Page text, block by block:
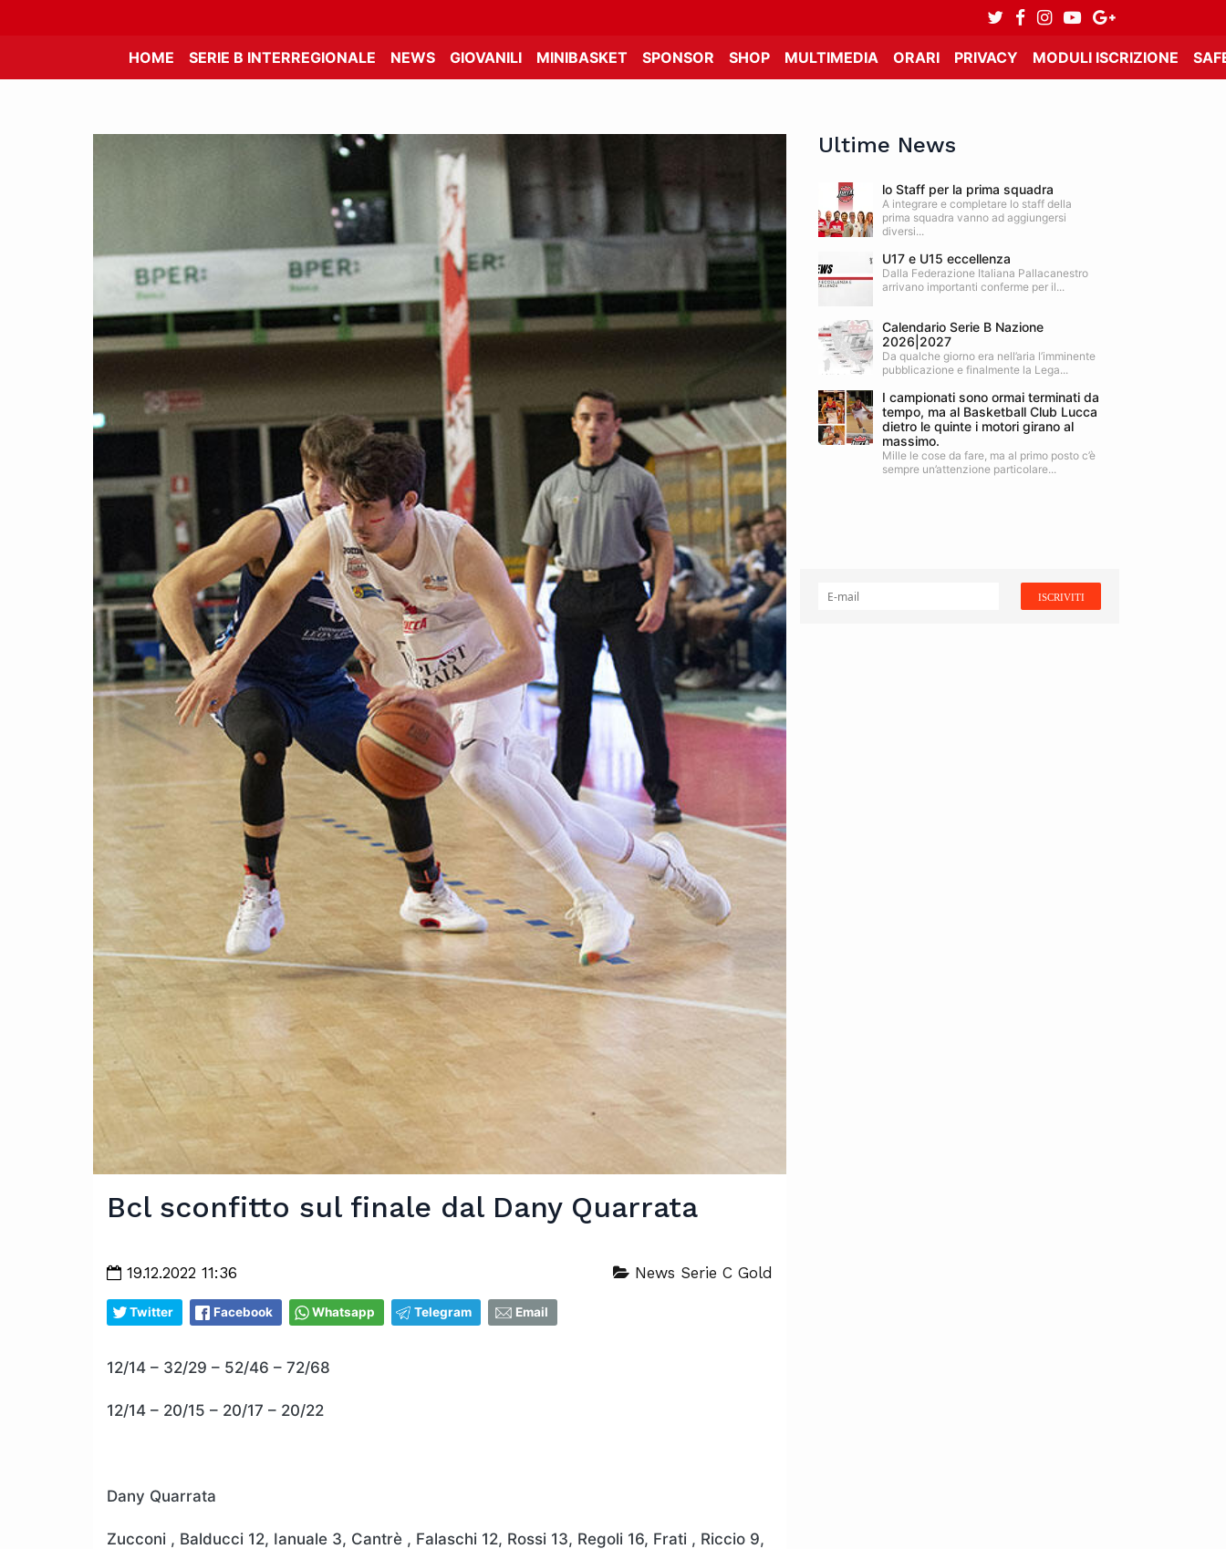
HOME SERIE B INTERREGIONALE NEWS GIOVANILI MINIBASKET SPONSOR SHOP MULTIMEDIA ORARI PRIVACY MODULI ISCRIZIONE
Bcl sconfitto sul finale dal Dany Quarrata
19.12.2022 11:36 News Serie C Gold
Twitter Facebook Whatsapp Telegram Email
12/14 – 32/29 – 52/46 – 72/68
12/14 – 20/15 – 20/17 – 20/22
Dany Quarrata
Zucconi , Balducci 12, Ianuale 3, Cantrè , Falaschi 12, Rossi 13, Regoli 16, Frati , Riccio 9,
Ultime News
lo Staff per la prima squadra
A integrare e completare lo staff della
prima squadra vanno ad aggiungersi
diversi...
U17 e U15 eccellenza
Dalla Federazione Italiana Pallacanestro
arrivano importanti conferme per il...
Calendario Serie B Nazione
2026|2027
Da qualche giorno era nell’aria l’imminente
pubblicazione e finalmente la Lega...
I campionati sono ormai terminati da
tempo, ma al Basketball Club Lucca
dietro le quinte i motori girano al
massimo.
Mille le cose da fare, ma al primo posto c’è
sempre un’attenzione particolare...